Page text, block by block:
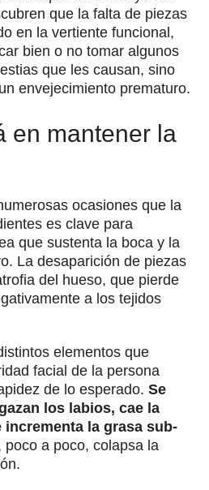
que la falta de piezas
en la vertiente funcional,
bien o no tomar algunos
que les causan, sino
envejecimiento prematuro.
en mantener la
ocasiones que la
es clave para
que sustenta la boca y la
La desaparición de piezas
del hueso, que pierde
a los tejidos
elementos que
facial de la persona
de lo esperado. Se
los labios, cae la
incrementa la grasa sub-
poco a poco, colapsa la